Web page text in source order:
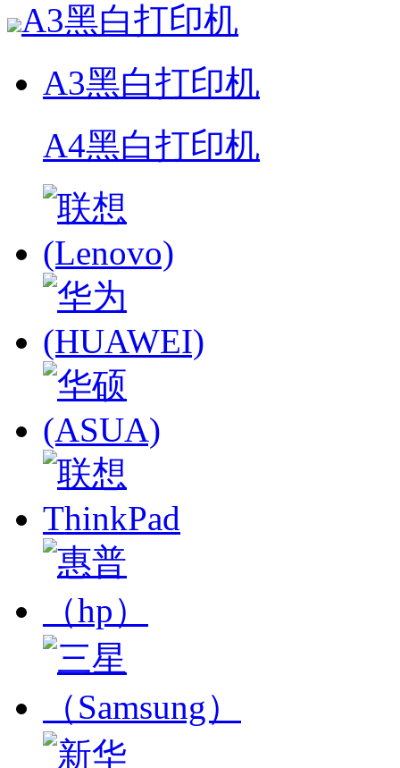
A3黑白打印机
A3黑白打印机
A4黑白打印机